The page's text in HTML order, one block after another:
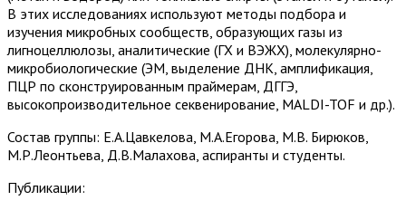
В этих исследованиях используют методы подбора и
изучения микробных сообществ, образующих газы из
лигноцеллюлозы, аналитические (ГХ и ВЭЖХ), молекулярно-
микробиологические (ЭМ, выделение ДНК, амплификация,
ПЦР по сконструированным праймерам, ДГГЭ,
высокопроизводительное секвенирование, MALDI-TOF и др.).
Состав группы: Е.А.Цавкелова, М.А.Егорова, М.В. Бирюков,
М.Р.Леонтьева, Д.В.Малахова, аспиранты и студенты.
Публикации: